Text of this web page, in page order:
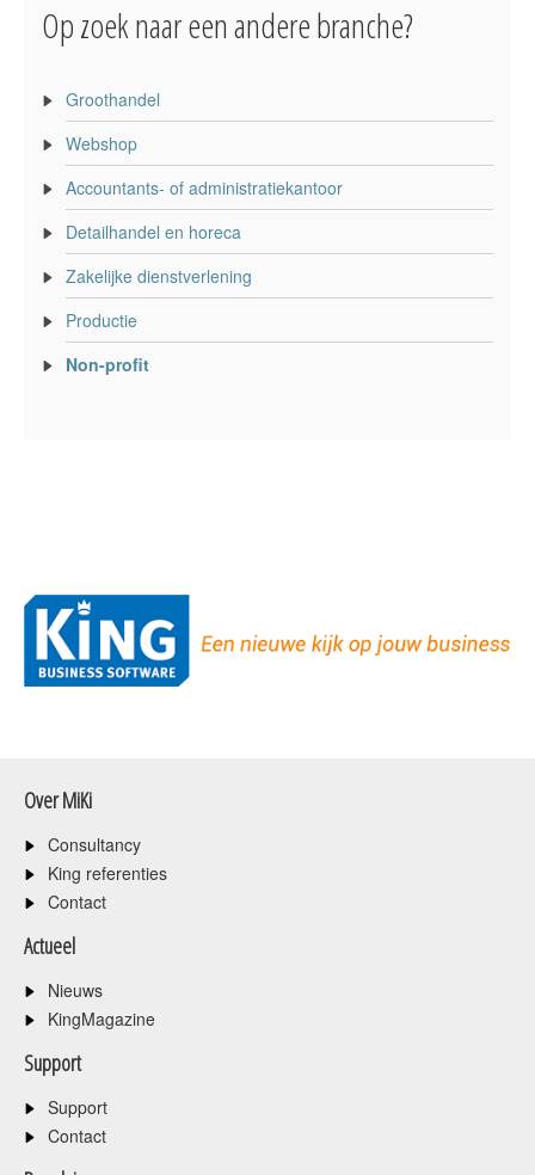
Op zoek naar een andere branche?
Groothandel
Webshop
Accountants- of administratiekantoor
Detailhandel en horeca
Zakelijke dienstverlening
Productie
Non-profit
Over MiKi
Consultancy
King referenties
Contact
Actueel
Nieuws
KingMagazine
Support
Support
Contact